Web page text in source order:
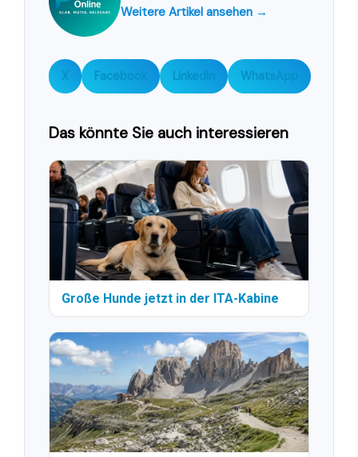
Weitere Artikel ansehen →
X Facebook LinkedIn WhatsApp
Das könnte Sie auch interessieren
Große Hunde jetzt in der ITA-Kabine